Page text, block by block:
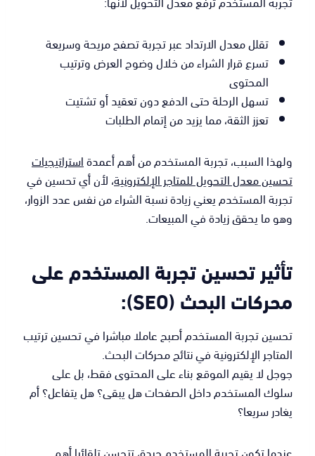
تقلل معدل الارتداد عبر تجربة تصفح مريحة وسريعة
تسرع قرار الشراء من خلال وضوح العرض وترتيب
المحتوى
تسهل الرحلة حتى الدفع دون تعقيد أو تشتيت
تعزز الثقة، مما يزيد من إتمام الطلبات
ولهذا السبب، تجربة المستخدم من أهم أعمدةاستراتيجيات
تحسين معدل التحويل للمتاجر الإلكترونية، لأن أي تحسين في
تجربة المستخدم يعني زيادة نسبة الشراء من نفس عدد الزوار،
وهو ما يحقق زيادة في المبيعات.
تأثير تحسين تجربة المستخدم على
محركات البحث (SEO):
تحسين تجربة المستخدم أصبح عاملا مباشرا في تحسين ترتيب
المتاجر الإلكترونية في نتائج محركات البحث.
جوجل لا يقيم الموقع بناء على المحتوى فقط، بل على
سلوك المستخدم داخل الصفحات هل يبقى؟ هل يتفاعل؟ أم
يغادر سريعا؟